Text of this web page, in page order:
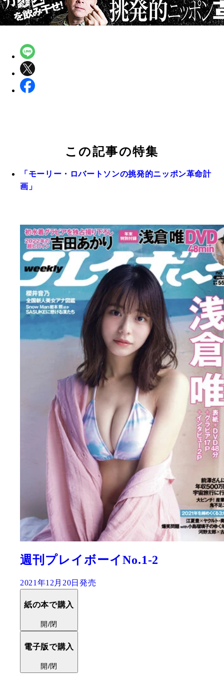
この記事の特集
「モーリー・ロバートソンの挑発的ニッポン革命計
画」
週刊プレイボーイNo.1-2
2021年12月20日発売
紙の本で購入
開/閉
電子版で購入
開/閉